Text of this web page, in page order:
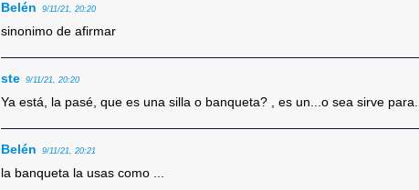
Belén 9/11/21, 20:20
sinonimo de afirmar
ste 9/11/21, 20:20
Ya está, la pasé, que es una silla o banqueta? , es un...o sea sirve para..
Belén 9/11/21, 20:21
la banqueta la usas como ...